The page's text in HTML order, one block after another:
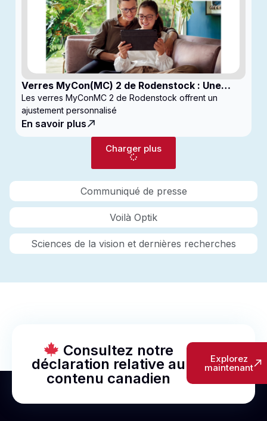
Communiqué de presse
Voilà Optik
Sciences de la vision et dernières recherches
Verres MyCon(MC) 2 de Rodenstock : Une
nouvelle génération de verres pour
enfantsconçus pour le contrôle de la myopie
Les verres MyConMC 2 de Rodenstock offrent un
ajustement personnalisé
En savoir plus
Charger plus
Consultez notre
déclaration relative au
contenu canadien
Explorez
maintenant